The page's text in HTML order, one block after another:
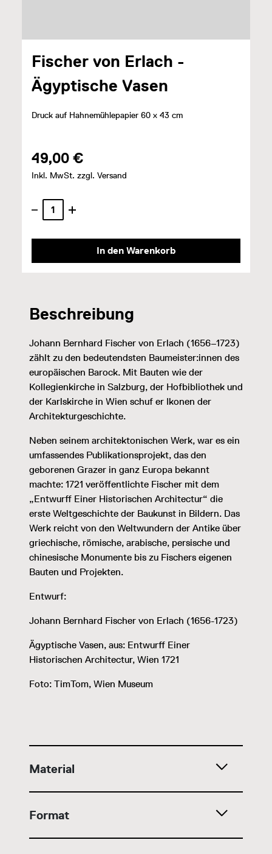
Fischer von Erlach -
Ägyptische Vasen
Druck auf Hahnemühlepapier 60 x 43 cm
49,00 €
Inkl. MwSt. zzgl. Versand
In den Warenkorb
Beschreibung
Johann Bernhard Fischer von Erlach (1656–1723)
zählt zu den bedeutendsten Baumeister:innen des
europäischen Barock. Mit Bauten wie der
Kollegienkirche in Salzburg, der Hofbibliothek und
der Karlskirche in Wien schuf er Ikonen der
Architekturgeschichte.
Neben seinem architektonischen Werk, war es ein
umfassendes Publikationsprojekt, das den
geborenen Grazer in ganz Europa bekannt
machte: 1721 veröffentlichte Fischer mit dem
„Entwurff Einer Historischen Architectur“ die
erste Weltgeschichte der Baukunst in Bildern. Das
Werk reicht von den Weltwundern der Antike über
griechische, römische, arabische, persische und
chinesische Monumente bis zu Fischers eigenen
Bauten und Projekten.
Entwurf:
Johann Bernhard Fischer von Erlach (1656-1723)
Ägyptische Vasen, aus: Entwurff Einer
Historischen Architectur, Wien 1721
Foto: TimTom, Wien Museum
Material
Format